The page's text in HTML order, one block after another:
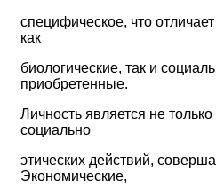
специфическое, что
как
биологические, так и
приобретенные.
Личность является не
социально
этических действий,
Экономические,